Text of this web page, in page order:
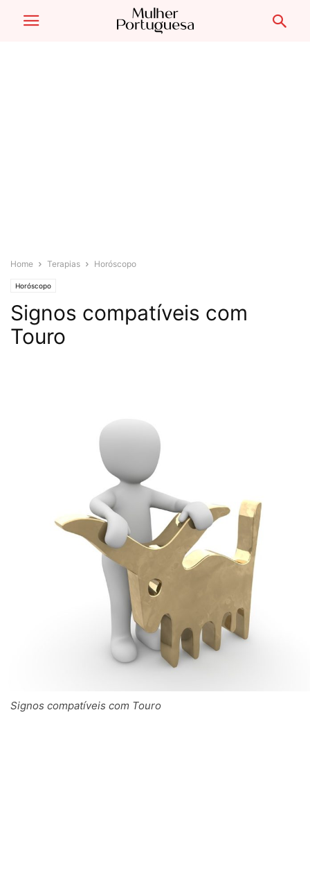
Home Terapias Horóscopo
Horóscopo
Signos compatíveis com
Touro
Signos compatíveis com Touro